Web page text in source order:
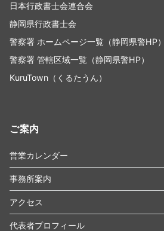
日本行政書士会連合会
静岡県行政書士会
警察署 ホームページ一覧（静岡県警HP）
警察署 管轄区域一覧（静岡県警HP）
KuruTown（くるたうん）
ご案内
営業カレンダー
事務所案内
アクセス
代表者プロフィール